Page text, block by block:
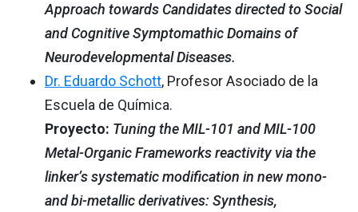
Approach towards Candidates directed to Social
and Cognitive Symptomathic Domains of
Neurodevelopmental Diseases.
Dr. Eduardo Schott, Profesor Asociado de la
Escuela de Química.
Proyecto: Tuning the MIL-101 and MIL-100
Metal-Organic Frameworks reactivity via the
linker’s systematic modification in new mono-
and bi-metallic derivatives: Synthesis,